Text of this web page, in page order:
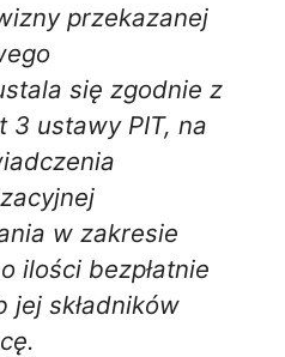
przekazanej
się zgodnie z
3 ustawy PIT, na
w zakresie
ilości bezpłatnie
jej składników